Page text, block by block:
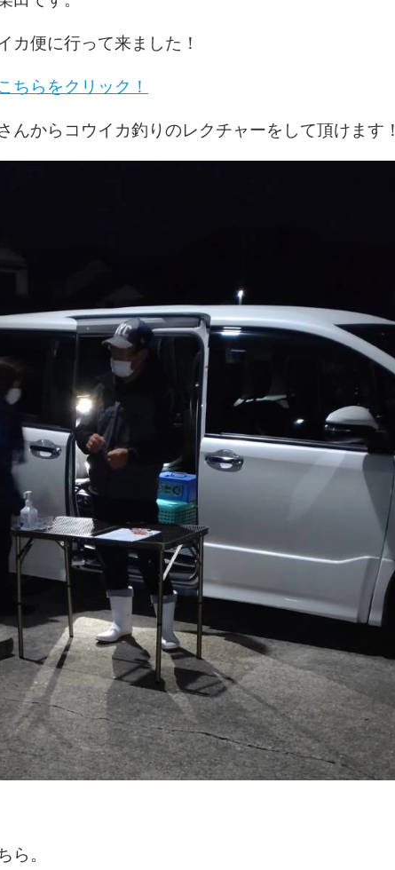
カ便に行って来ました！
ちらをクリック！
んからコウイカ釣りのレクチャーをして頂けます！
ら。